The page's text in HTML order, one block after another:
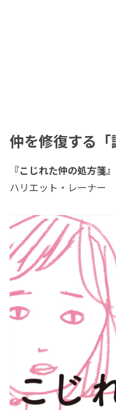
仲を修復する「
『こじれた仲の処方箋』
ハリエット・レーナ